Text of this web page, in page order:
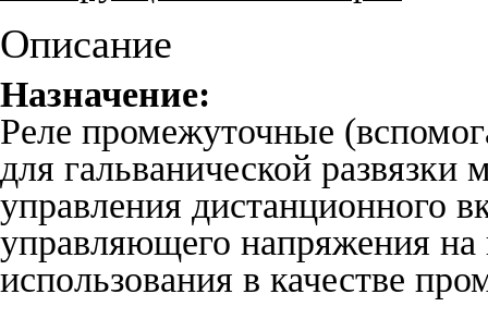
Описание
Назначение:
Реле промежуточные
для гальванической
управления дистанционного
управляющего напряжения на
использования в качестве